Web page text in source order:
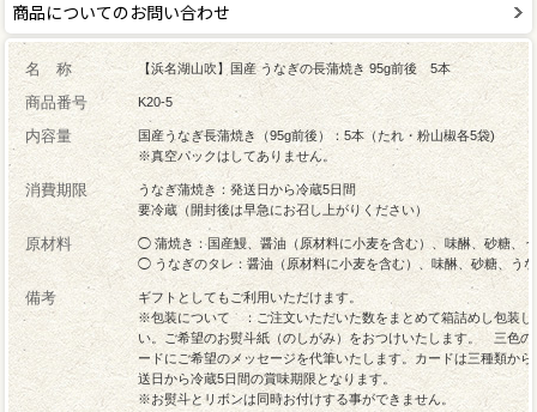
商品についてのお問い合わせ
名 称 【浜名湖山吹】国産 うなぎの長蒲焼き 95g前後 5本
商品番号 K20-5
内容量
国産うなぎ長蒲焼き（95g前後）：5本（たれ・粉山椒各5袋)
※真空パックはしてありません。
消費期限
うなぎ蒲焼き：発送日から冷蔵5日間
要冷蔵（開封後は早急にお召し上がりください）
原材料
◯ 蒲焼き：国産鰻、醤油（原材料に小麦を含む）、味醂、砂糖、
◯ うなぎのタレ：醤油（原材料に小麦を含む）、味醂、砂糖、う
備考
ギフトとしてもご利用いただけます。
※包装について ：ご注文いただいた数をまとめて箱詰めし包装
い。ご希望のお熨斗紙（のしがみ）をおつけいたします。 三色
ードにご希望のメッセージを代筆いたします。カードは三種類
送日から冷蔵5日間の賞味期限となります。
※お熨斗とリボンは同時お付けする事ができません。